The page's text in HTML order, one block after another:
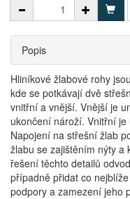
Popis
Hliníkové žlabové rohy
kde se potkávají dvě
vnitřní a vnější. Vnější je
ukončení nároží. Vnitřní
Napojení na střešní žlab
žlabu se zajištěním nýty a
řešení těchto detailů
případně přidat co
podpory a zamezení jeho